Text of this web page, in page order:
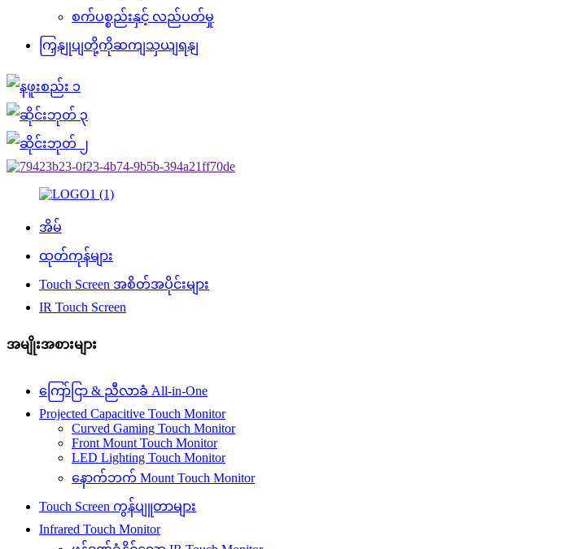
စက်ပစ္စည်းနှင့် လည်ပတ်မှု
ကြှနျုပျတို့ကိုဆကျသှယျရနျ
အိမ်
ထုတ်ကုန်များ
Touch Screen အစိတ်အပိုင်းများ
IR Touch Screen
အမျိုးအစားများ
ကြော်ငြာ & ညီလာခံ All-in-One
Projected Capacitive Touch Monitor
Curved Gaming Touch Monitor
Front Mount Touch Monitor
LED Lighting Touch Monitor
နောက်ဘက် Mount Touch Monitor
Touch Screen ကွန်ပျူတာများ
Infrared Touch Monitor